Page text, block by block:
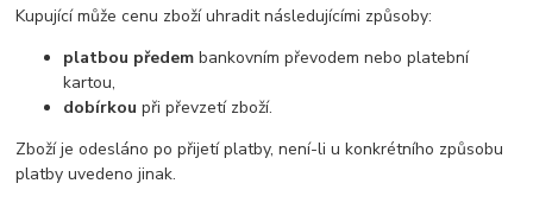
Kupující může cenu zboží uhradit následujícími způsoby:
platbou předem bankovním převodem nebo platební
kartou,
dobírkou při převzetí zboží.
Zboží je odesláno po přijetí platby, není-li u konkrétního způsobu
platby uvedeno jinak.